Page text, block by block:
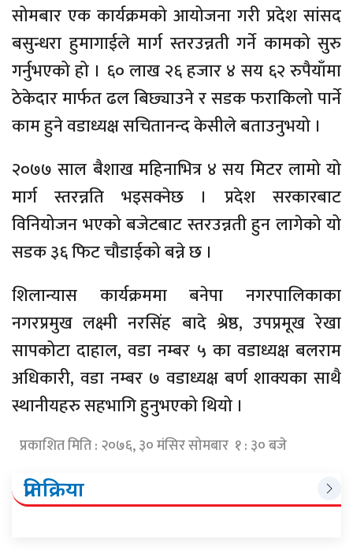
सोमबार एक कार्यक्रमको आयोजना गरी प्रदेश सांसद
बसुन्धरा हुमागाईले मार्ग स्तरउन्नती गर्ने कामको सुरु
गर्नुभएको हो । ६० लाख २६ हजार ४ सय ६२ रुपैयाँमा
ठेकेदार मार्फत ढल बिछ्याउने र सडक फराकिलो पार्ने
काम हुने वडाध्यक्ष सचितानन्द केसीले बताउनुभयो ।
२०७७ साल बैशाख महिनाभित्र ४ सय मिटर लामो यो
मार्ग स्तरन्नति भइसक्नेछ । प्रदेश सरकारबाट
विनियोजन भएको बजेटबाट स्तरउन्नती हुन लागेको यो
सडक ३६ फिट चौडाईको बन्ने छ ।
शिलान्यास कार्यक्रममा बनेपा नगरपालिकाका
नगरप्रमुख लक्ष्मी नरसिंह बादे श्रेष्ठ, उपप्रमूख रेखा
सापकोटा दाहाल, वडा नम्बर ५ का वडाध्यक्ष बलराम
अधिकारी, वडा नम्बर ७ वडाध्यक्ष बर्ण शाक्यका साथै
स्थानीयहरु सहभागि हुनुभएको थियो ।
प्रकाशित मिति : २०७६, ३० मंसिर सोमबार १ : ३० बजे
प्रतिक्रिया